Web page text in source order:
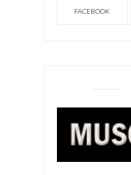
FACEBOOK